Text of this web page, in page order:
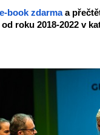
book zdarma a
roku 2018-2022 v